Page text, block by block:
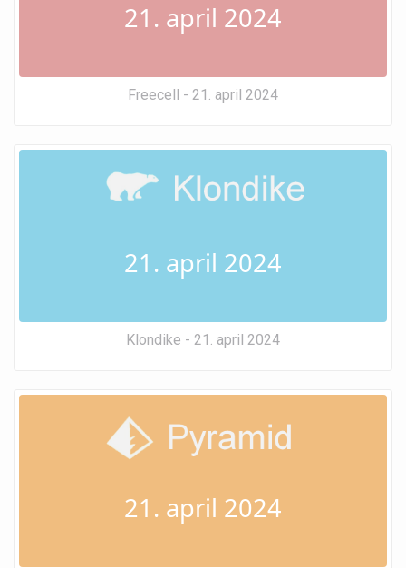
21. april 2024
Freecell - 21. april 2024
21. april 2024
Klondike - 21. april 2024
21. april 2024